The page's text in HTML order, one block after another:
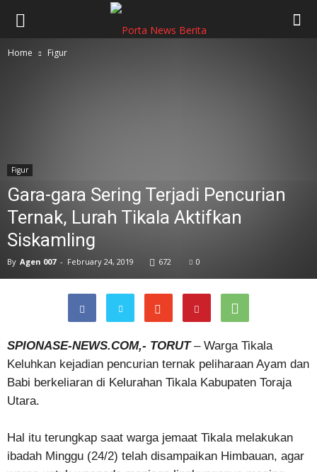
Home Figur
Figur
Gara-gara Sering Terjadi Pencurian
Ternak, Lurah Tikala Aktifkan
Siskamling
By Agen 007 - February 24, 2019 672 0
SPIONASE-NEWS.COM,- TORUT– Warga Tikala
Keluhkan kejadian pencurian ternak peliharaan Ayam dan
Babi berkeliaran di Kelurahan Tikala Kabupaten Toraja
Utara.
Hal itu terungkap saat warga jemaat Tikala melakukan
ibadah Minggu (24/2) telah disampaikan Himbauan, agar